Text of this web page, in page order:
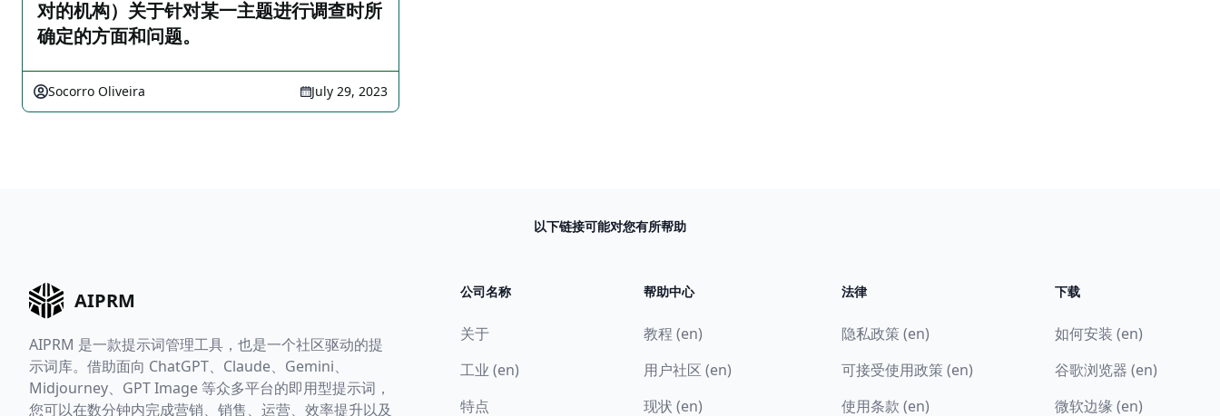
对的机构）关于针对某一主题进行调查时所
确定的方面和问题。
Socorro Oliveira July 29, 2023
以下链接可能对您有所帮助
AIPRM
AIPRM 是一款提示词管理工具，也是一个社区驱动的提
示词库。借助面向 ChatGPT、Claude、Gemini、
Midjourney、GPT Image 等众多平台的即用型提示词，
您可以在数分钟内完成营销、销售、运营、效率提升以及
公司名称
关于
工业 (en)
特点
帮助中心
教程 (en)
用户社区 (en)
现状 (en)
法律
隐私政策 (en)
可接受使用政策 (en)
使用条款 (en)
下载
如何安装 (en)
谷歌浏览器 (en)
微软边缘 (en)